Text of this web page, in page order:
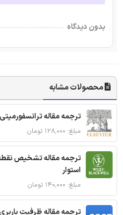
بدون دیدگاه
محصولات مشابه
ترجمه مقاله
مبلغ: ۱۲۸,۰۰۰ تومان
ترجمه مقاله تشخیص نقطه
استوار
مبلغ: ۱۴۰,۰۰۰ تومان
ترجمه مقاله ظرفیت